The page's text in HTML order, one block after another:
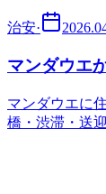
治安·
マンダウエ
マンダウエに
橋・渋滞・送